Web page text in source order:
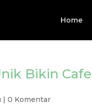
Home
Bikin
|0 Komentar